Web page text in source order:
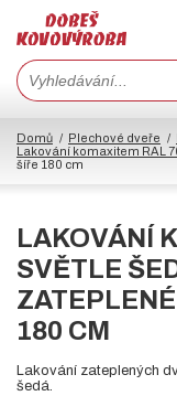
Domů Plechové dveře
Lakování komaxitem RAL
šíře 180 cm
LAKOVÁNÍ
SVĚTLE
180 CM
Lakování zateplených
šedá.